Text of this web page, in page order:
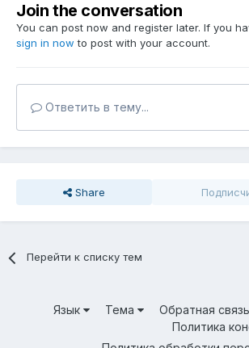
Join the conversation
You can post now and register later. If you
sign in now to post with your account.
Ответить в тему...
Share
Перейти к списку тем
Язык Тема Обратная связь
Политика